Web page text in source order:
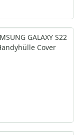
GALAXY S22
Cover